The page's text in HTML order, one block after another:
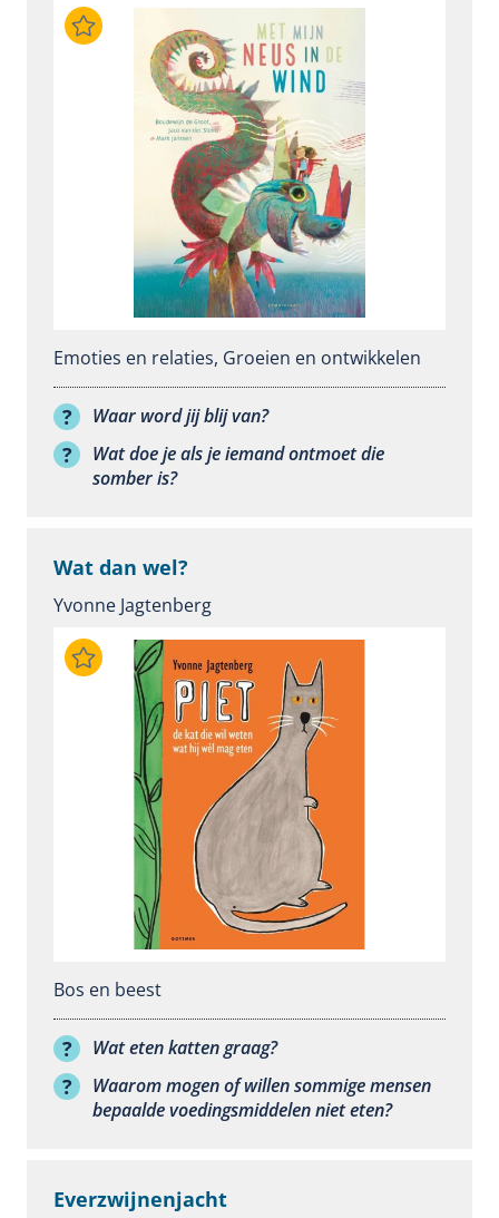
Emoties en relaties, Groeien en ontwikkelen
Waar word jij blij van?
Wat doe je als je iemand ontmoet die
somber is?
Wat dan wel?
Yvonne Jagtenberg
Bos en beest
Wat eten katten graag?
Waarom mogen of willen sommige mensen
bepaalde voedingsmiddelen niet eten?
Everzwijnenjacht